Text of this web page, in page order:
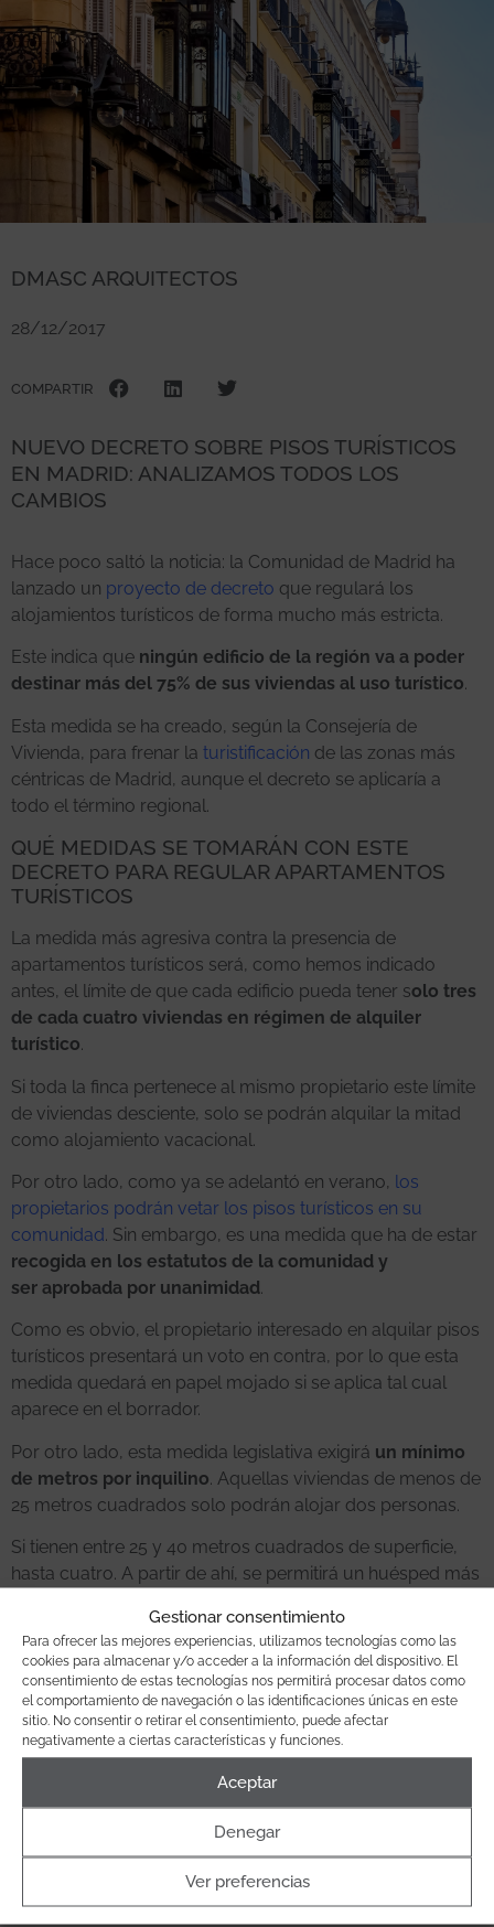
Gestionar consentimiento
Para ofrecer las mejores experiencias, utilizamos tecnologías como las
cookies para almacenar y/o acceder a la información del dispositivo. El
consentimiento de estas tecnologías nos permitirá procesar datos como
el comportamiento de navegación o las identificaciones únicas en este
sitio. No consentir o retirar el consentimiento, puede afectar
negativamente a ciertas características y funciones.
Aceptar
Denegar
Ver preferencias
DMASC ARQUITECTOS
28/12/2017
COMPARTIR
NUEVO DECRETO SOBRE PISOS TURÍSTICOS
EN MADRID: ANALIZAMOS TODOS LOS
CAMBIOS
Hace poco saltó la noticia: la Comunidad de Madrid ha
lanzado un proyecto de decreto que regulará los
alojamientos turísticos de forma mucho más estricta.
Este indica que ningún edificio de la región va a poder
destinar más del 75% de sus viviendas al uso turístico.
Esta medida se ha creado, según la Consejería de
Vivienda, para frenar la turistificación de las zonas más
céntricas de Madrid, aunque el decreto se aplicaría a
todo el término regional.
QUÉ MEDIDAS SE TOMARÁN CON ESTE
DECRETO PARA REGULAR APARTAMENTOS
TURÍSTICOS
La medida más agresiva contra la presencia de
apartamentos turísticos será, como hemos indicado
antes, el límite de que cada edificio pueda tener solo tres
de cada cuatro viviendas en régimen de alquiler
turístico.
Si toda la finca pertenece al mismo propietario este límite
de viviendas desciente, solo se podrán alquilar la mitad
como alojamiento vacacional.
Por otro lado, como ya se adelantó en verano, los
propietarios podrán vetar los pisos turísticos en su
comunidad. Sin embargo, es una medida que ha de estar
recogida en los estatutos de la comunidad y
ser aprobada por unanimidad.
Como es obvio, el propietario interesado en alquilar pisos
turísticos presentará un voto en contra, por lo que esta
medida quedará en papel mojado si se aplica tal cual
aparece en el borrador.
Por otro lado, esta medida legislativa exigirá un mínimo
de metros por inquilino. Aquellas viviendas de menos de
25 metros cuadrados solo podrán alojar dos personas.
Si tienen entre 25 y 40 metros cuadrados de superficie,
hasta cuatro. A partir de ahí, se permitirá un huésped más
Para finalizar, la última medida importante que se tomará
será la deexigir el Certificado de Idoneidad para las
viviendas de Uso Turístico. Este documento será el que
apruebe que la vivienda es apta para su uso turístico.
CÓMO CONSEGUIR EL CIVUT
El CIVUT será obligatorio para todas las viviendas de uso
turístico en Madrid. Y lo será antes de lo que crees, ya
que, si todo sale como quiere el Gobierno regional,el
decreto podría aprobarse para el primer semestre de
2018.